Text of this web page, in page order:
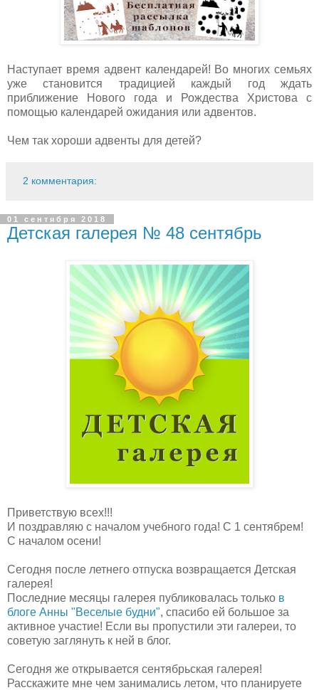
Наступает время адвент календарей! Во многих семьях
уже становится традицией каждый год ждать
приближение Нового года и Рождества Христова с
помощью календарей ожидания или адвентов.
Чем так хороши адвенты для детей?
2 комментария:
01 сентября 2018
Детская галерея № 48 сентябрь
Приветствую всех!!!
И поздравляю с началом учебного года! С 1 сентябрем!
С началом осени!
Сегодня после летнего отпуска возвращается Детская
галерея!
Последние месяцы галерея публиковалась только в
блоге Анны "Веселые будни", спасибо ей большое за
активное участие! Если вы пропустили эти галереи, то
советую заглянуть к ней в блог.
Сегодня же открывается сентябрьская галерея!
Расскажите мне чем занимались летом, что планируете